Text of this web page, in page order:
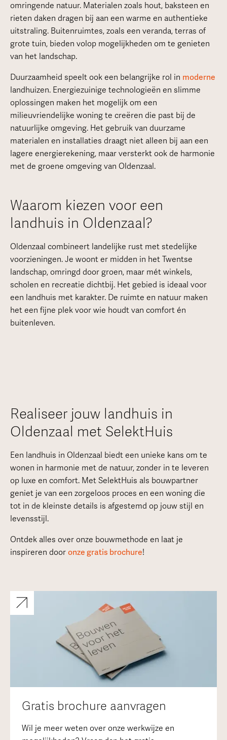
omringende natuur. Materialen zoals hout, baksteen en
rieten daken dragen bij aan een warme en authentieke
uitstraling. Buitenruimtes, zoals een veranda, terras of
grote tuin, bieden volop mogelijkheden om te genieten
van het landschap.
Duurzaamheid speelt ook een belangrijke rol in moderne
landhuizen. Energiezuinige technologieën en slimme
oplossingen maken het mogelijk om een
milieuvriendelijke woning te creëren die past bij de
natuurlijke omgeving. Het gebruik van duurzame
materialen en installaties draagt niet alleen bij aan een
lagere energierekening, maar versterkt ook de harmonie
met de groene omgeving van Oldenzaal.
Waarom kiezen voor een
landhuis in Oldenzaal?
Oldenzaal combineert landelijke rust met stedelijke
voorzieningen. Je woont er midden in het Twentse
landschap, omringd door groen, maar mét winkels,
scholen en recreatie dichtbij. Het gebied is ideaal voor
een landhuis met karakter. De ruimte en natuur maken
het een fijne plek voor wie houdt van comfort én
buitenleven.
Realiseer jouw landhuis in
Oldenzaal met SelektHuis
Een landhuis in Oldenzaal biedt een unieke kans om te
wonen in harmonie met de natuur, zonder in te leveren
op luxe en comfort. Met SelektHuis als bouwpartner
geniet je van een zorgeloos proces en een woning die
tot in de kleinste details is afgestemd op jouw stijl en
levensstijl.
Ontdek alles over onze bouwmethode en laat je
inspireren door onze gratis brochure!
Gratis brochure aanvragen
Wil je meer weten over onze werkwijze en